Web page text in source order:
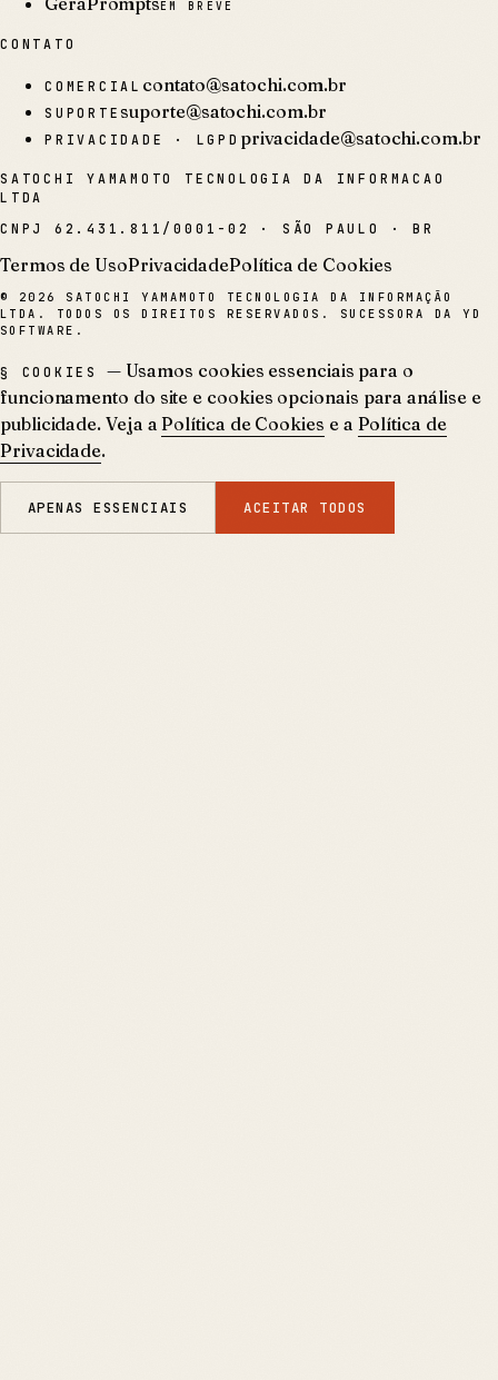
EM BREVE
CONTATO
COMERCIAL contato@satochi.com.br
SUPORTEsuporte@satochi.com.br
PRIVACIDADE · LGPD privacidade@satochi.com.br
SATOCHI YAMAMOTO TECNOLOGIA DA INFORMACAO
LTDA
CNPJ 62.431.811/0001-02 · SÃO PAULO · BR
Termos de UsoPrivacidadePolítica de Cookies
© 2026
SATOCHI YAMAMOTO TECNOLOGIA DA INFORMAÇÃO
LTDA. TODOS OS DIREITOS RESERVADOS. SUCESSORA DA YD
SOFTWARE.
§ COOKIES
— Usamos cookies essenciais para o
funcionamento do site e cookies opcionais para análise e
publicidade. Veja a Política de Cookies e a Política de
Privacidade.
APENAS ESSENCIAIS ACEITAR TODOS